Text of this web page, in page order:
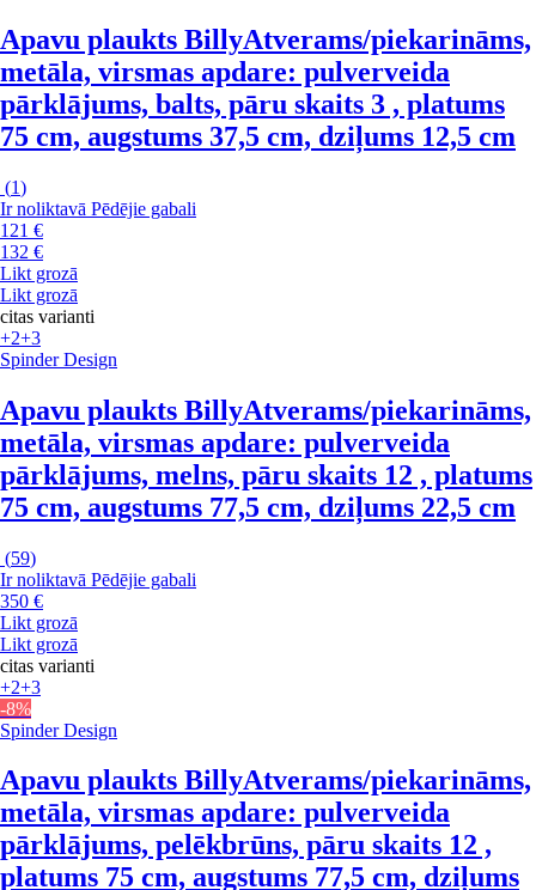
Apavu plaukts BillyAtverams/piekarināms,
metāla, virsmas apdare: pulverveida
pārklājums, balts, pāru skaits 3 , platums
75 cm, augstums 37,5 cm, dziļums 12,5 cm
(1)
Ir noliktavā Pēdējie gabali
121 €
132 €
Likt grozā
Likt grozā
citas varianti
+2+3
Spinder Design
Apavu plaukts BillyAtverams/piekarināms,
metāla, virsmas apdare: pulverveida
pārklājums, melns, pāru skaits 12 , platums
75 cm, augstums 77,5 cm, dziļums 22,5 cm
(59)
Ir noliktavā Pēdējie gabali
350 €
Likt grozā
Likt grozā
citas varianti
+2+3
-8%
Spinder Design
Apavu plaukts BillyAtverams/piekarināms,
metāla, virsmas apdare: pulverveida
pārklājums, pelēkbrūns, pāru skaits 12 ,
platums 75 cm, augstums 77,5 cm, dziļums